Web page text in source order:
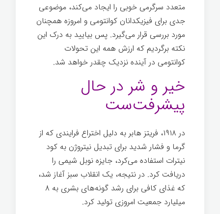
متعدد سرگرمی خوبی را ایجاد می‌کند، موضوعی
جدی برای فیزیکدانان کوانتومی و امروزه همچنان
مورد بررسی قرار می‌گیرد. پس بیایید به درک این
نکته برگردیم که ارزش همه این تحولات
کوانتومی در آینده نزدیک چقدر خواهد شد.
خیر و شر در حال
پیشرفت‌ست
در ۱۹۱۸، فریتز هابر به دلیل اختراع فرایندی که از
گرما و فشار شدید برای تبدیل نیتروژن به کود
نیترات استفاده می‌کرد، جایزه نوبل شیمی را
دریافت کرد. در نتیجه، یک انقلاب سبز آغاز شد،
که غذای کافی برای رشد گونه‌های بشری به ۸
میلیارد جمعیت امروزی تولید کرد.